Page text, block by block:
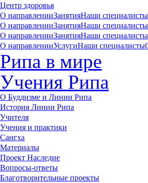
Центр здоровья
О направленииЗанятияНаши специалисты
О направленииЗанятияНаши специалисты
О направленииЗанятияНаши специалисты
О направленииУслугиНаши специалисты
Рипа в мире
Учения Рипа
О Буддизме и Линии Рипа
История Линии Рипа
Учителя
Учения и практики
Сангха
Материалы
Проект Наследие
Вопросы-ответы
Благотворительные проекты